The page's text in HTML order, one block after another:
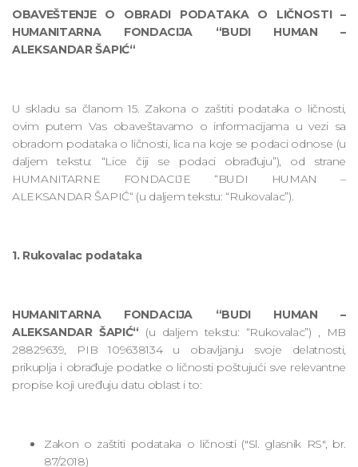
OBAVEŠTENJE O OBRADI PODATAKA O LIČNOSTI –
HUMANITARNA FONDACIJA “BUDI HUMAN –
ALEKSANDAR ŠAPIĆ“
U skladu sa članom 15. Zakona o zaštiti podataka o ličnosti,
ovim putem Vas obaveštavamo о informacijama u vezi sa
obradom podataka o ličnosti, lica na koje se podaci odnose (u
daljem tekstu: “Lice čiji se podaci obrađuju”), od strane
HUMANITARNE FONDACIJE “BUDI HUMAN –
ALEKSANDAR ŠAPIĆ“ (u daljem tekstu: “Rukovalac”).
1. Rukovalac podataka
HUMANITARNA FONDACIJA
“BUDI HUMAN –
ALEKSANDAR ŠAPIĆ“ (u daljem tekstu: “Rukovalac”) , MB
28829639, PIB 109638134 u obavljanju svoje delatnosti,
prikuplja i obrađuje podatke o ličnosti poštujući sve relevantne
propise koji uređuju datu oblast i to:
Zakon o zaštiti podataka o ličnosti ("Sl. glasnik RS", br.
87/2018)